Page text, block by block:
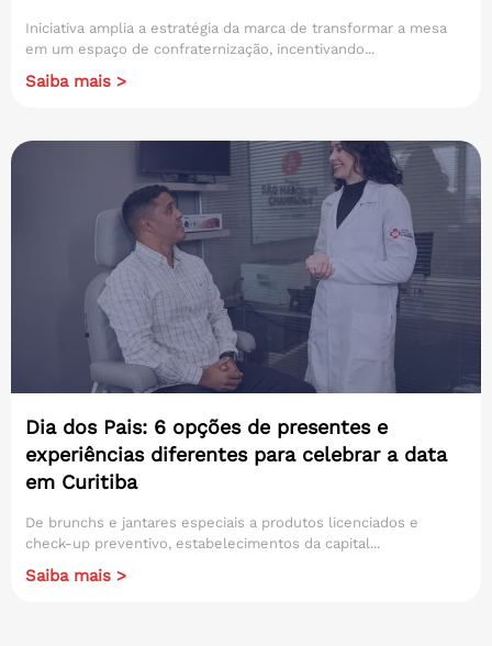
Iniciativa amplia a estratégia da marca de transformar a mesa
em um espaço de confraternização, incentivando...
Saiba mais >
Dia dos Pais: 6 opções de presentes e
experiências diferentes para celebrar a data
em Curitiba
De brunchs e jantares especiais a produtos licenciados e
check-up preventivo, estabelecimentos da capital...
Saiba mais >